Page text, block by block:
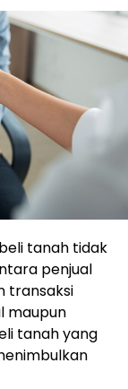
tanah tidak
penjual
transaksi
maupun
tanah yang